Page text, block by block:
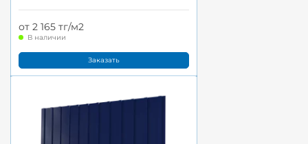
от 2 165 тг/м2
В наличии
Заказать